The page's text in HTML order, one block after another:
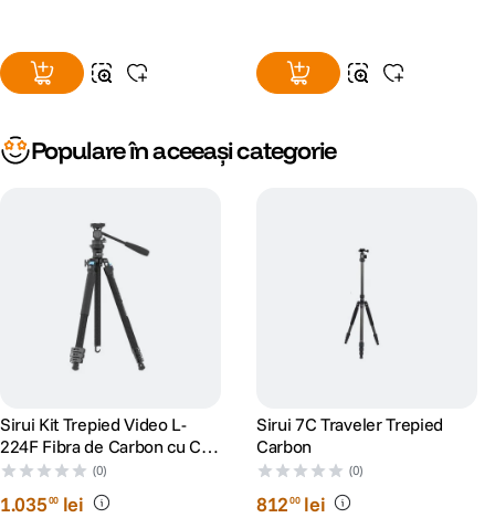
Populare în aceeași categorie
Sirui Kit Trepied Video L-
224F Fibra de Carbon cu Cap
Video KV-5
(0)
1.03500 lei
Sirui 7C Traveler Trepied
Carbon
(0)
81200 lei